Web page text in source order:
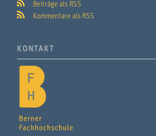
Beiträge als RSS
Kommentare als RSS
KONTAKT